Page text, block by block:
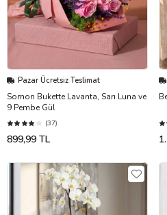
Pazar Ücretsiz Teslimat
Somon Bukette Lavanta, Sarı Luna ve
9 Pembe Gül
(37)
899,99 TL